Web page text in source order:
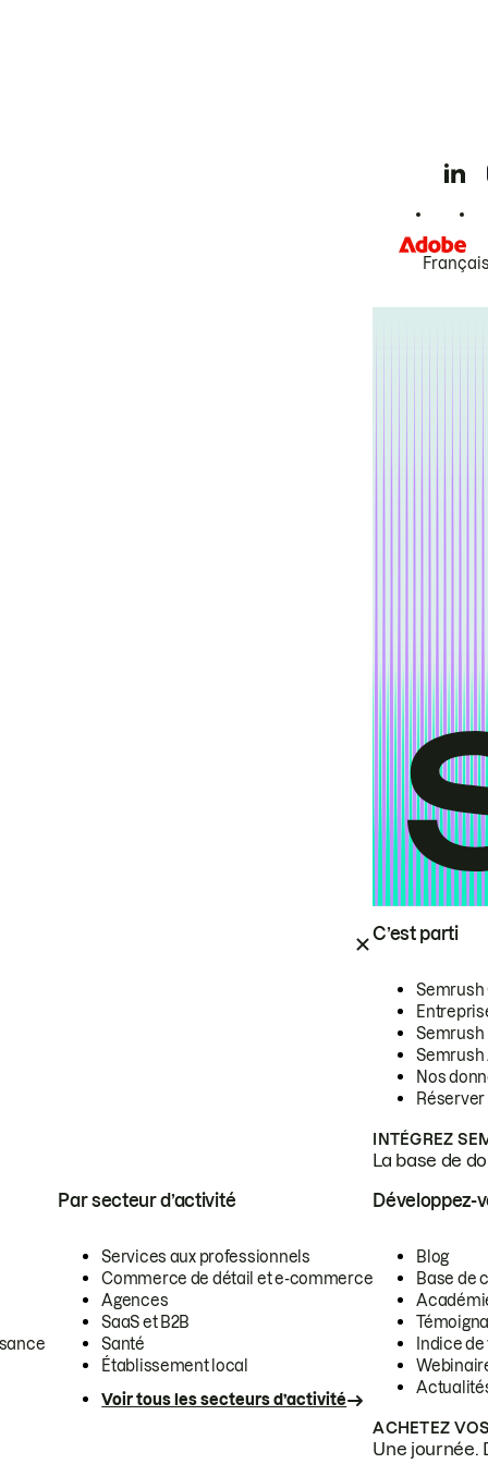
C’est parti
Semrush
Semrush
Semrush
Nos
INTÉGREZ
La base de
Par secteur d’activité
Services aux professionnels
Commerce de détail et e-commerce
Agences
SaaS et B2B
Santé
Établissement local
Voir tous les secteurs d’activité
Développez-
Blog
Base de
Indice
ACHETEZ
Une journée.